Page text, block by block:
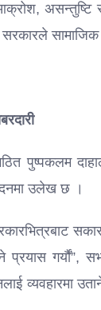
असन्तुष्टि
सामाजिक
पुष्पकलम
उलेख छ ।
प्रयास गर्यौं”,
व्यवहारमा